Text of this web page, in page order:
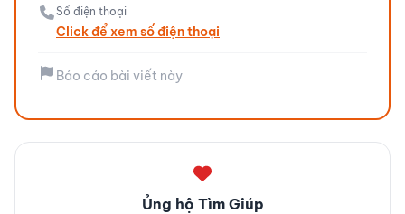
Số điện thoại
Click để xem số điện thoại
Báo cáo bài viết này
Ủng hộ Tìm Giúp